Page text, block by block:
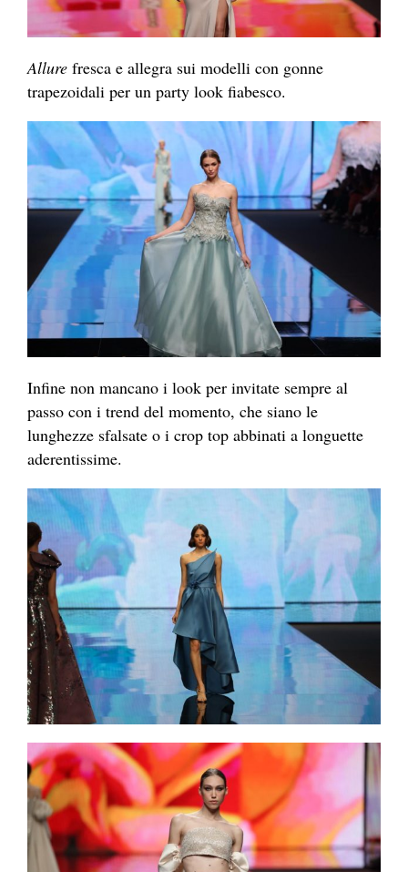
Allure fresca e allegra sui modelli con gonne
trapezoidali per un party look fiabesco.
Infine non mancano i look per invitate sempre al
passo con i trend del momento, che siano le
lunghezze sfalsate o i crop top abbinati a longuette
aderentissime.